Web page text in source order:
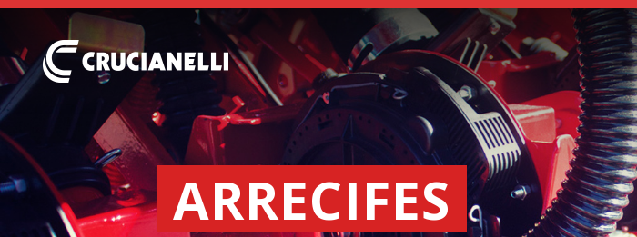
ARRECIFES
SEEDERS
FERTILIZER
SPREADERS
ABOUT US
DEALERSHIPS
NEWS